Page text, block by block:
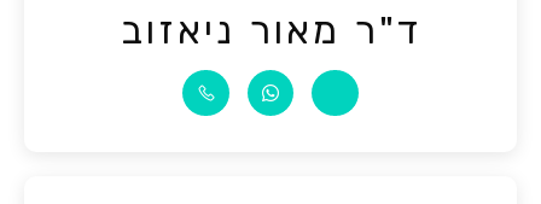
ד"ר מאור ניאזוב